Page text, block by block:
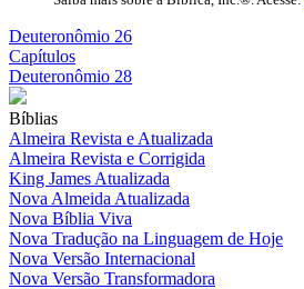
Deuteronômio 26
Capítulos
Deuteronômio 28
Bíblias
Almeira Revista e Atualizada
Almeira Revista e Corrigida
King James Atualizada
Nova Almeida Atualizada
Nova Bíblia Viva
Nova Tradução na Linguagem de Hoje
Nova Versão Internacional
Nova Versão Transformadora